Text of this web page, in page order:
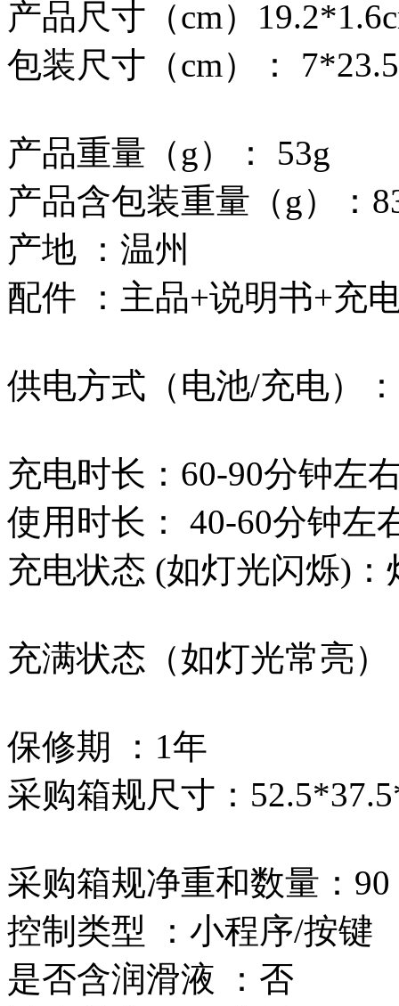
产品尺寸（cm）
包装尺寸（cm）：
产品重量（g）： 53g
产品含包装重量（g）：
产地 ：温州
配件 ：主品+说明书+充
供电方式（电池/充电）
充电时长：60-90分钟左
使用时长： 40-60分钟左
充电状态 (如灯光闪烁)：
充满状态（如灯光常亮
保修期 ：1年
采购箱规尺寸：
采购箱规净重和数量：90
控制类型 ：小程序/按键
是否含润滑液 ：否